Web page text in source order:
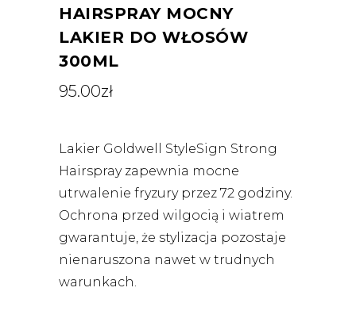
HAIRSPRAY MOCNY
LAKIER DO WŁOSÓW
300ML
95.00zł
Lakier Goldwell StyleSign Strong
Hairspray zapewnia mocne
utrwalenie fryzury przez 72 godziny.
Ochrona przed wilgocią i wiatrem
gwarantuje, że stylizacja pozostaje
nienaruszona nawet w trudnych
warunkach.